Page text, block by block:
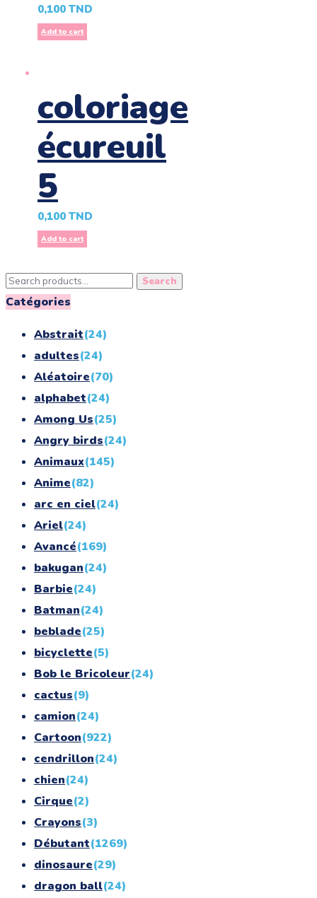
0,100 TND
Add to cart
coloriage
écureuil
5
0,100 TND
Add to cart
Search
for:
Search
Catégories
Abstrait(24)
adultes(24)
Aléatoire(70)
alphabet(24)
Among Us(25)
Angry birds(24)
Animaux(145)
Anime(82)
arc en ciel(24)
Ariel(24)
Avancé(169)
bakugan(24)
Barbie(24)
Batman(24)
beblade(25)
bicyclette(5)
Bob le Bricoleur(24)
cactus(9)
camion(24)
Cartoon(922)
cendrillon(24)
chien(24)
Cirque(2)
Crayons(3)
Débutant(1269)
dinosaure(29)
dragon ball(24)